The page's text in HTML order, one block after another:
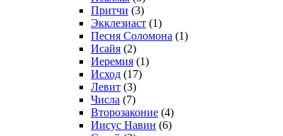
Притчи (3)
Экклезиаст (1)
Песня Соломона (1)
Исайя (2)
Иеремия (1)
Исход (17)
Левит (3)
Числа (7)
Второзаконие (4)
Иисус Навин (6)